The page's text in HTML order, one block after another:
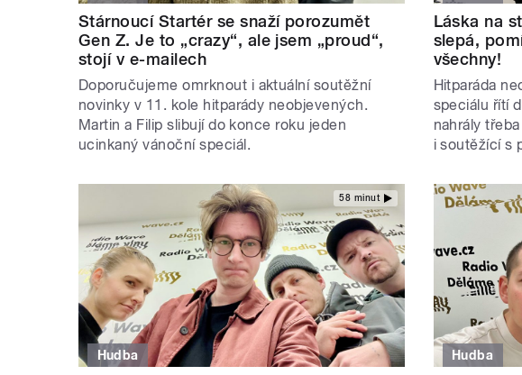
Stárnoucí Startér se snaží porozumět
Gen Z. Je to „crazy“, ale jsem „proud“,
stojí v e-mailech
Doporučujeme omrknout i aktuální soutěžní
novinky v 11. kole hitparády neobjevených.
Martin a Filip slibují do konce roku jeden
ucinkaný vánoční speciál.
Láska na
slepá,
všechny!
Hitparáda
speciálu řítí
nahrály
i soutěžící s
58 minut
Hudba Hudba